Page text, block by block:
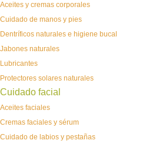
Aceites y cremas corporales
Cuidado de manos y pies
Dentríficos naturales e higiene bucal
Jabones naturales
Lubricantes
Protectores solares naturales
Cuidado facial
Aceites faciales
Cremas faciales y sérum
Cuidado de labios y pestañas